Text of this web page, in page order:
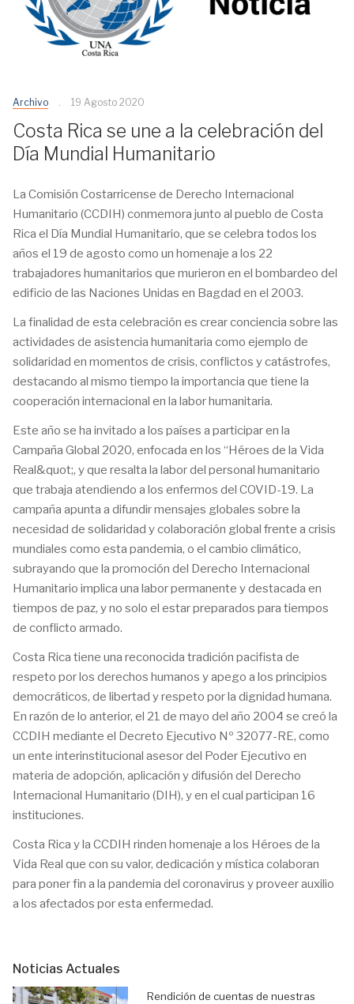
Archivo 19 Agosto 2020
Costa Rica se une a la celebración del
Día Mundial Humanitario
La Comisión Costarricense de Derecho Internacional
Humanitario (CCDIH) conmemora junto al pueblo de Costa
Rica el Día Mundial Humanitario, que se celebra todos los
años el 19 de agosto como un homenaje a los 22
trabajadores humanitarios que murieron en el bombardeo del
edificio de las Naciones Unidas en Bagdad en el 2003.
La finalidad de esta celebración es crear conciencia sobre las
actividades de asistencia humanitaria como ejemplo de
solidaridad en momentos de crisis, conflictos y catástrofes,
destacando al mismo tiempo la importancia que tiene la
cooperación internacional en la labor humanitaria.
Este año se ha invitado a los países a participar en la
Campaña Global 2020, enfocada en los “Héroes de la Vida
Real&quot;, y que resalta la labor del personal humanitario
que trabaja atendiendo a los enfermos del COVID-19. La
campaña apunta a difundir mensajes globales sobre la
necesidad de solidaridad y colaboración global frente a crisis
mundiales como esta pandemia, o el cambio climático,
subrayando que la promoción del Derecho Internacional
Humanitario implica una labor permanente y destacada en
tiempos de paz, y no solo el estar preparados para tiempos
de conflicto armado.
Costa Rica tiene una reconocida tradición pacifista de
respeto por los derechos humanos y apego a los principios
democráticos, de libertad y respeto por la dignidad humana.
En razón de lo anterior, el 21 de mayo del año 2004 se creó la
CCDIH mediante el Decreto Ejecutivo Nº 32077-RE, como
un ente interinstitucional asesor del Poder Ejecutivo en
materia de adopción, aplicación y difusión del Derecho
Internacional Humanitario (DIH), y en el cual participan 16
instituciones.
Costa Rica y la CCDIH rinden homenaje a los Héroes de la
Vida Real que con su valor, dedicación y mística colaboran
para poner fin a la pandemia del coronavirus y proveer auxilio
a los afectados por esta enfermedad.
Noticias Actuales
Rendición de cuentas de nuestras